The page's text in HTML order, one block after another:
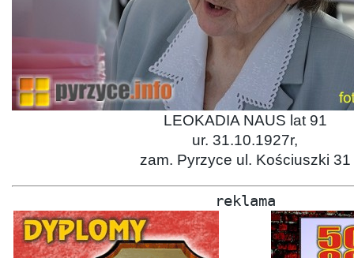
LEOKADIA NAUS lat 91
ur. 31.10.1927r,
zam. Pyrzyce ul. Kościuszki 31
reklama